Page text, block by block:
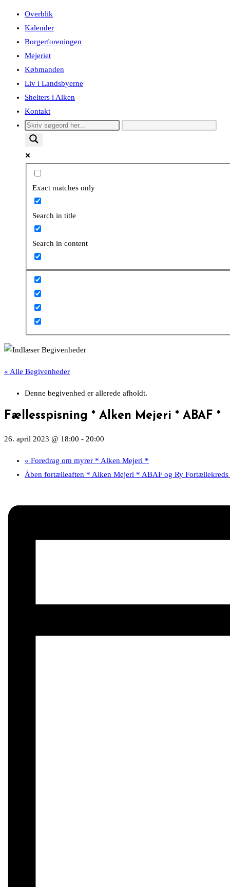
Overblik
Kalender
Borgerforeningen
Mejeriet
Købmanden
Liv i Landsbyerne
Shelters i Alken
Kontakt
Exact matches only
Search in title
Search in content
« Alle Begivenheder
Denne begivenhed er allerede afholdt.
Fællesspisning * Alken Mejeri * ABAF *
26. april 2023 @ 18:00 - 20:00
« Foredrag om myrer * Alken Mejeri *
Åben fortælleaften * Alken Mejeri * ABAF og Ry Fortællekreds